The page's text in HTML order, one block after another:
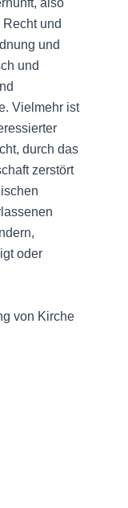
also
und
und
und
Vielmehr ist
durch das
zerstört
oder
von Kirche